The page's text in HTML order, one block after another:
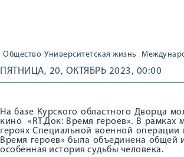
Общество Университетская жизнь
ПЯТНИЦА, 20, ОКТЯБРЬ 2023, 00:00
На базе Курского областного Дворца
кино «RT.Док: Время героев». В рамках
героях Специальной военной
Время героев» была объединена
особенная история судьбы человека.